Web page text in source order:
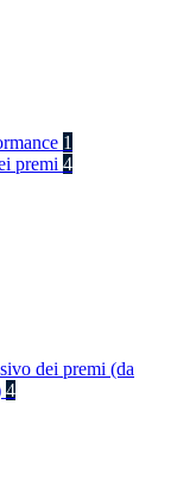
1
premi 4
dei premi (da
4